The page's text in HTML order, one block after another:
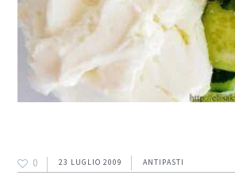
0 23 LUGLIO 2009 ANTIPASTI